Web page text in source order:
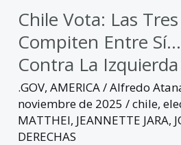
Chile Vota: Las
Compiten Entre
Contra La Izquierda
.GOV,AMERICA/Alfredo
noviembre de 2025/chile,
MATTHEI, JEANNETTE JARA,
DERECHAS
contra
la
izquierda